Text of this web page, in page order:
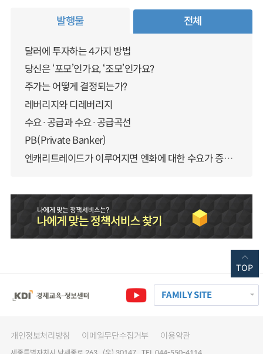
발행물 전체
달러에 투자하는 4가지 방법
당신은 ‘포모’인가요, ‘조모’인가요?
주가는 어떻게 결정되는가?
레버리지와 디레버리지
수요·공급과 수요·공급곡선
PB(Private Banker)
엔캐리트레이드가 이루어지면 엔화에 대한 수요가 증가하지 않나요?
FAMILY SITE
개인정보처리방침 이메일무단수집거부 이용약관
TOP